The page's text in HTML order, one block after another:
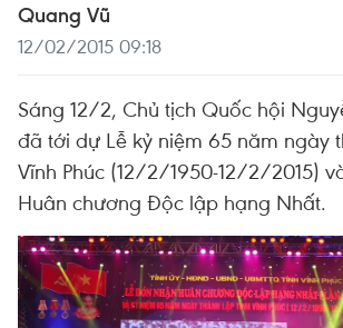
Quang Vũ
12/02/2015 09:18
Sáng 12/2, Chủ tịch Quốc hội
đã tới dự Lễ kỷ niệm 65 năm ngày
Vĩnh Phúc (12/2/1950-12/2/2015)
Huân chương Độc lập hạng Nhất.